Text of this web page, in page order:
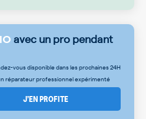
avec un pro pendant
vous disponible dans les prochaines 24H
réparateur professionnel expérimenté
J’EN PROFITE